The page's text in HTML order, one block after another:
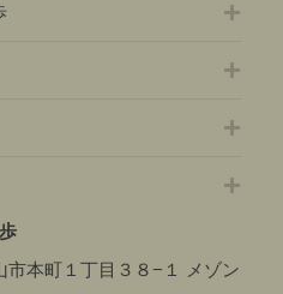
市本町１丁目３８−１ メゾン